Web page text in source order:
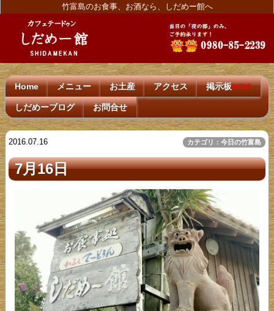
竹富島のお食事、お酒なら、しだめー館へ
Home メニュー お土産 アクセス 掲示板NEW!
しだめーブログ お問合せ
2016.07.16 カテゴリ：今日の竹富島
7月16日